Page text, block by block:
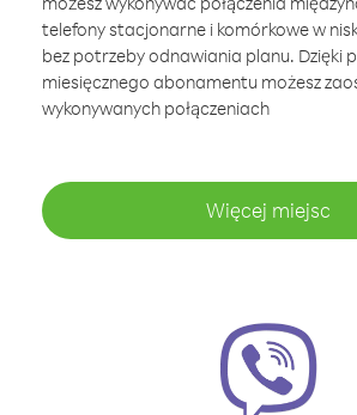
telefony stacjonarne i komórkowe w
bez potrzeby odnawiania planu. Dzięki
miesięcznego abonamentu możesz
wykonywanych połączeniach
Więcej miejsc